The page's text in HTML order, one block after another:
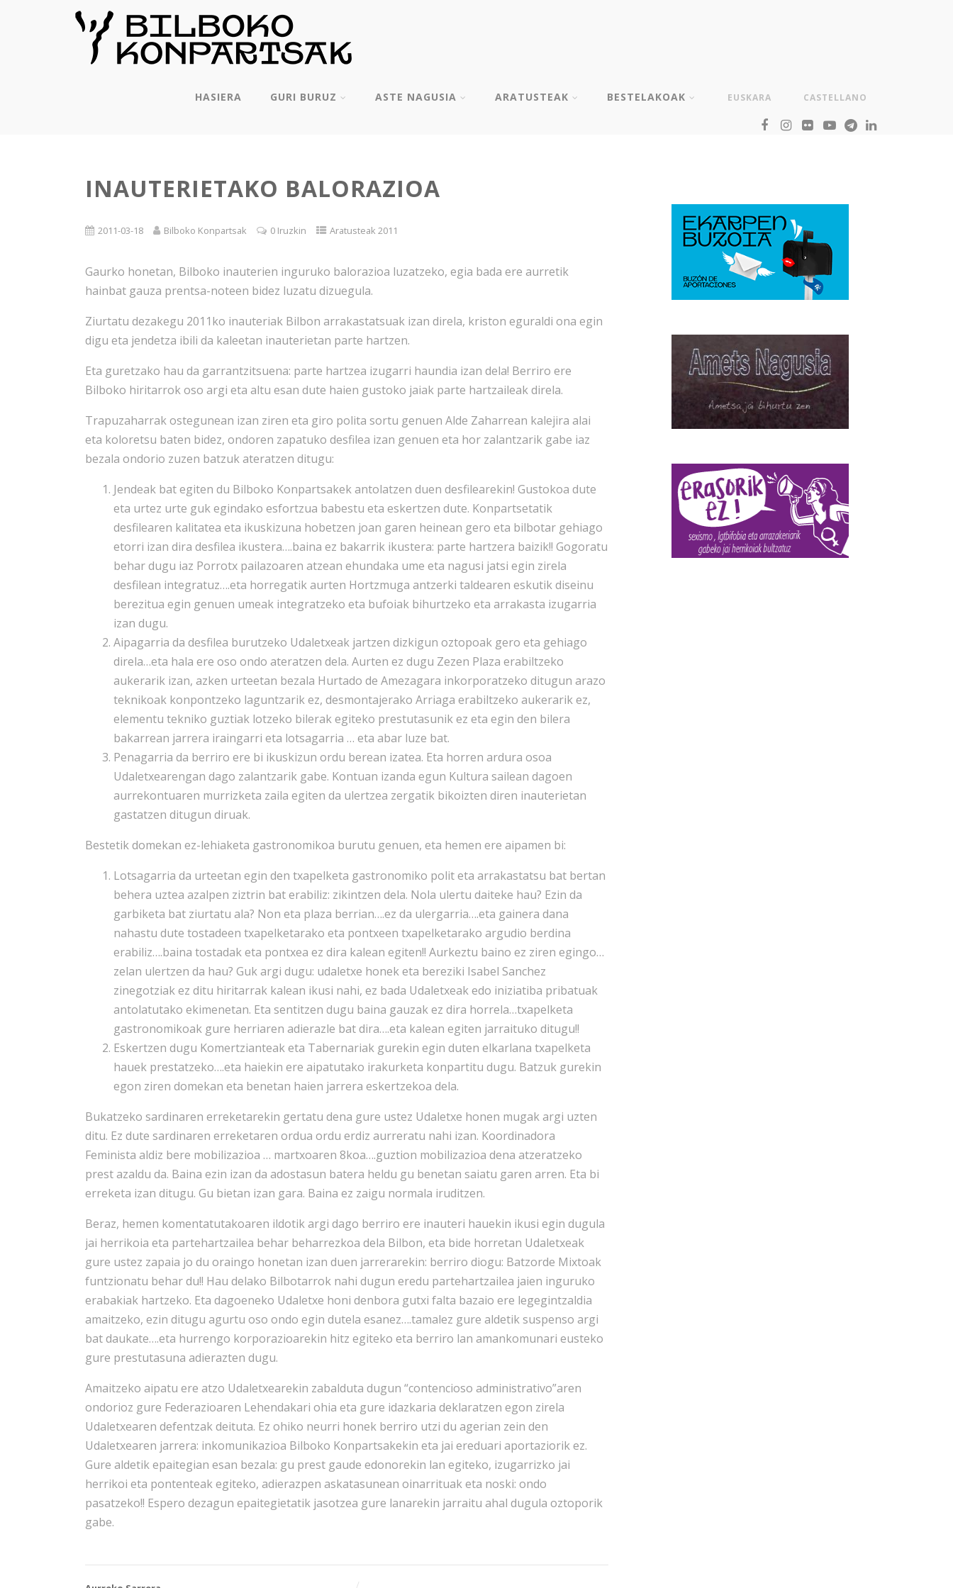
HASIERA GURI BURUZ ASTE NAGUSIA ARATUSTEAK BESTELAKOAK EUSKARA CASTELLANO
INAUTERIETAKO BALORAZIOA
2011-03-18 Bilboko Konpartsak 0 Iruzkin Aratusteak 2011
Gaurko honetan, Bilboko inauterien inguruko balorazioa luzatzeko, egia bada ere aurretik
hainbat gauza prentsa-noteen bidez luzatu dizuegula.
Ziurtatu dezakegu 2011ko inauteriak Bilbon arrakastatsuak izan direla, kriston eguraldi ona egin
digu eta jendetza ibili da kaleetan inauterietan parte hartzen.
Eta guretzako hau da garrantzitsuena: parte hartzea izugarri haundia izan dela! Berriro ere
Bilboko hiritarrok oso argi eta altu esan dute haien gustoko jaiak parte hartzaileak direla.
Trapuzaharrak ostegunean izan ziren eta giro polita sortu genuen Alde Zaharrean kalejira alai
eta koloretsu baten bidez, ondoren zapatuko desfilea izan genuen eta hor zalantzarik gabe iaz
bezala ondorio zuzen batzuk ateratzen ditugu:
Jendeak bat egiten du Bilboko Konpartsakek antolatzen duen desfilearekin! Gustokoa dute
eta urtez urte guk egindako esfortzua babestu eta eskertzen dute. Konpartsetatik
desfilearen kalitatea eta ikuskizuna hobetzen joan garen heinean gero eta bilbotar gehiago
etorri izan dira desfilea ikustera….baina ez bakarrik ikustera: parte hartzera baizik!! Gogoratu
behar dugu iaz Porrotx pailazoaren atzean ehundaka ume eta nagusi jatsi egin zirela
desfilean integratuz….eta horregatik aurten Hortzmuga antzerki taldearen eskutik diseinu
berezitua egin genuen umeak integratzeko eta bufoiak bihurtzeko eta arrakasta izugarria
izan dugu.
Aipagarria da desfilea burutzeko Udaletxeak jartzen dizkigun oztopoak gero eta gehiago
direla…eta hala ere oso ondo ateratzen dela. Aurten ez dugu Zezen Plaza erabiltzeko
aukerarik izan, azken urteetan bezala Hurtado de Amezagara inkorporatzeko ditugun arazo
teknikoak konpontzeko laguntzarik ez, desmontajerako Arriaga erabiltzeko aukerarik ez,
elementu tekniko guztiak lotzeko bilerak egiteko prestutasunik ez eta egin den bilera
bakarrean jarrera iraingarri eta lotsagarria … eta abar luze bat.
Penagarria da berriro ere bi ikuskizun ordu berean izatea. Eta horren ardura osoa
Udaletxearengan dago zalantzarik gabe. Kontuan izanda egun Kultura sailean dagoen
aurrekontuaren murrizketa zaila egiten da ulertzea zergatik bikoizten diren inauterietan
gastatzen ditugun diruak.
Bestetik domekan ez-lehiaketa gastronomikoa burutu genuen, eta hemen ere aipamen bi:
Lotsagarria da urteetan egin den txapelketa gastronomiko polit eta arrakastatsu bat bertan
behera uztea azalpen ziztrin bat erabiliz: zikintzen dela. Nola ulertu daiteke hau? Ezin da
garbiketa bat ziurtatu ala? Non eta plaza berrian….ez da ulergarria….eta gainera dana
nahastu dute tostadeen txapelketarako eta pontxeen txapelketarako argudio berdina
erabiliz….baina tostadak eta pontxea ez dira kalean egiten!! Aurkeztu baino ez ziren egingo…
zelan ulertzen da hau? Guk argi dugu: udaletxe honek eta bereziki Isabel Sanchez
zinegotziak ez ditu hiritarrak kalean ikusi nahi, ez bada Udaletxeak edo iniziatiba pribatuak
antolatutako ekimenetan. Eta sentitzen dugu baina gauzak ez dira horrela…txapelketa
gastronomikoak gure herriaren adierazle bat dira….eta kalean egiten jarraituko ditugu!!
Eskertzen dugu Komertzianteak eta Tabernariak gurekin egin duten elkarlana txapelketa
hauek prestatzeko….eta haiekin ere aipatutako irakurketa konpartitu dugu. Batzuk gurekin
egon ziren domekan eta benetan haien jarrera eskertzekoa dela.
Bukatzeko sardinaren erreketarekin gertatu dena gure ustez Udaletxe honen mugak argi uzten
ditu. Ez dute sardinaren erreketaren ordua ordu erdiz aurreratu nahi izan. Koordinadora
Feminista aldiz bere mobilizazioa … martxoaren 8koa….guztion mobilizazioa dena atzeratzeko
prest azaldu da. Baina ezin izan da adostasun batera heldu gu benetan saiatu garen arren. Eta bi
erreketa izan ditugu. Gu bietan izan gara. Baina ez zaigu normala iruditzen.
Beraz, hemen komentatutakoaren ildotik argi dago berriro ere inauteri hauekin ikusi egin dugula
jai herrikoia eta partehartzailea behar beharrezkoa dela Bilbon, eta bide horretan Udaletxeak
gure ustez zapaia jo du oraingo honetan izan duen jarrerarekin: berriro diogu: Batzorde Mixtoak
funtzionatu behar du!! Hau delako Bilbotarrok nahi dugun eredu partehartzailea jaien inguruko
erabakiak hartzeko. Eta dagoeneko Udaletxe honi denbora gutxi falta bazaio ere legegintzaldia
amaitzeko, ezin ditugu agurtu oso ondo egin dutela esanez….tamalez gure aldetik suspenso argi
bat daukate….eta hurrengo korporazioarekin hitz egiteko eta berriro lan amankomunari eusteko
gure prestutasuna adierazten dugu.
Amaitzeko aipatu ere atzo Udaletxearekin zabalduta dugun “contencioso administrativo”aren
ondorioz gure Federazioaren Lehendakari ohia eta gure idazkaria deklaratzen egon zirela
Udaletxearen defentzak deituta. Ez ohiko neurri honek berriro utzi du agerian zein den
Udaletxearen jarrera: inkomunikazioa Bilboko Konpartsakekin eta jai ereduari aportaziorik ez.
Gure aldetik epaitegian esan bezala: gu prest gaude edonorekin lan egiteko, izugarrizko jai
herrikoi eta pontenteak egiteko, adierazpen askatasunean oinarrituak eta noski: ondo
pasatzeko!! Espero dezagun epaitegietatik jasotzea gure lanarekin jarraitu ahal dugula oztoporik
gabe.